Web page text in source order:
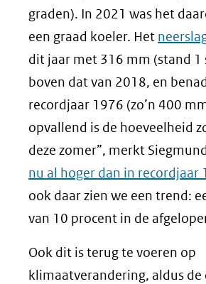
graden). In 2021 was het
een graad koeler. Het
dit jaar met 316 mm (stand 1
boven dat van 2018, en
recordjaar 1976 (zo’n 400
opvallend is de hoeveelheid
deze zomer”, merkt
nu al hoger dan in recordjaar
ook daar zien we een trend:
van 10 procent in de
Ook dit is terug te voeren op
klimaatverandering, aldus de